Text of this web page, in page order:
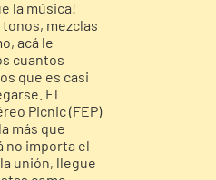
la música!
mezclas
acá le
cuantos
que es casi
El
Picnic (FEP)
más que
no importa el
unión, llegue